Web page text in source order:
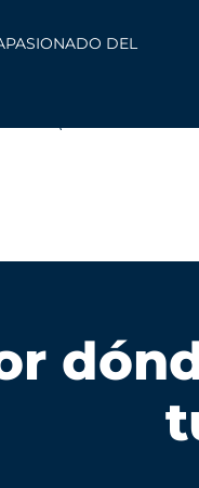
DEL